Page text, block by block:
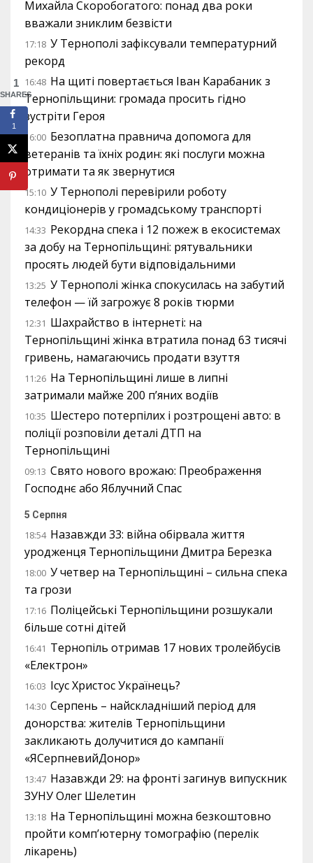
Михайла Скоробогатого: понад два роки
вважали зниклим безвісти
17:18 У Тернополі зафіксували температурний
рекорд
16:48 На щиті повертається Іван Карабаник з
Тернопільщини: громада просить гідно
зустріти Героя
16:00 Безоплатна правнича допомога для
ветеранів та їхніх родин: які послуги можна
отримати та як звернутися
15:10 У Тернополі перевірили роботу
кондиціонерів у громадському транспорті
14:33 Рекордна спека і 12 пожеж в екосистемах
за добу на Тернопільщині: рятувальники
просять людей бути відповідальними
13:25 У Тернополі жінка спокусилась на забутий
телефон — їй загрожує 8 років тюрми
12:31 Шахрайство в інтернеті: на
Тернопільщині жінка втратила понад 63 тисячі
гривень, намагаючись продати взуття
11:26 На Тернопільщині лише в липні
затримали майже 200 п’яних водіїв
10:35 Шестеро потерпілих і розтрощені авто: в
поліції розповіли деталі ДТП на
Тернопільщині
09:13 Свято нового врожаю: Преображення
Господнє або Яблучний Спас
5 Серпня
18:54 Назавжди 33: війна обірвала життя
уродженця Тернопільщини Дмитра Березка
18:00 У четвер на Тернопільщині – сильна спека
та грози
17:16 Поліцейські Тернопільщини розшукали
більше сотні дітей
16:41 Тернопіль отримав 17 нових тролейбусів
«Електрон»
16:03 Ісус Христос Українець?
14:30 Серпень – найскладніший період для
донорства: жителів Тернопільщини
закликають долучитися до кампанії
«ЯСерпневийДонор»
13:47 Назавжди 29: на фронті загинув випускник
ЗУНУ Олег Шелетин
13:18 На Тернопільщині можна безкоштовно
пройти комп’ютерну томографію (перелік
лікарень)
1
SHARES
1